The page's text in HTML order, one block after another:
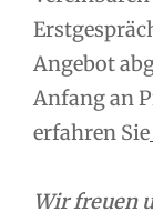
Angebot
Anfang an
erfahren Sie
Wir freuen